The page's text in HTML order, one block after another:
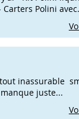
Polini
inassurable
juste...